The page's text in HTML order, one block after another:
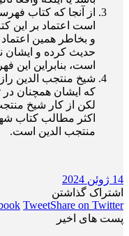
از آنجا که کتاب
است اعتماد بر
و بخاطر همین
حدیث کرده و
است، بنابراین
شیخ منتجب الدین
که ایشان همچنان
لکن از کار شیخ
اکثر مطالب کتاب
منتجب الدین است.
14 ژوئن 2024
اشتراک گذاشتن
TweetShare on Twitter
پست های اخیر